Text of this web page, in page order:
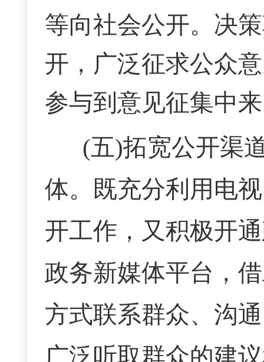
等向社会公开。决
开，广泛征求公众
参与到意见征集中
(五)拓宽公开渠
体。既充分利用电
开工作，又积极开
政务新媒体平台，
方式联系群众、沟
广泛听取群众的建